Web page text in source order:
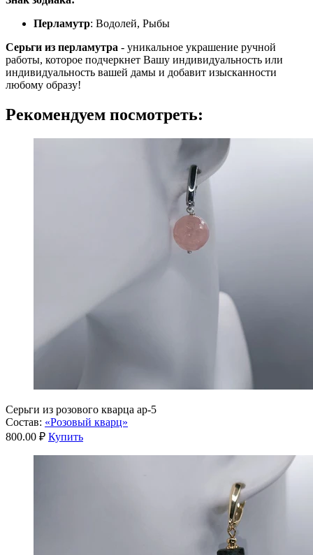
Перламутр: Водолей, Рыбы
Серьги из перламутра - уникальное украшение ручной
работы, которое подчеркнет Вашу индивидуальность или
индивидуальность вашей дамы и добавит изысканности
любому образу!
Рекомендуем посмотреть:
Серьги из розового кварца ар-5
Состав: «Розовый кварц»
800.00 ₽ Купить